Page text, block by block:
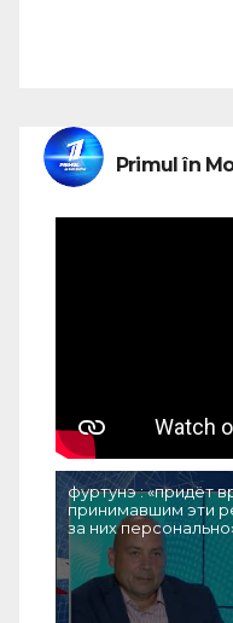
Primul în
фуртунэ : «придёт
принимавшим эти
за них